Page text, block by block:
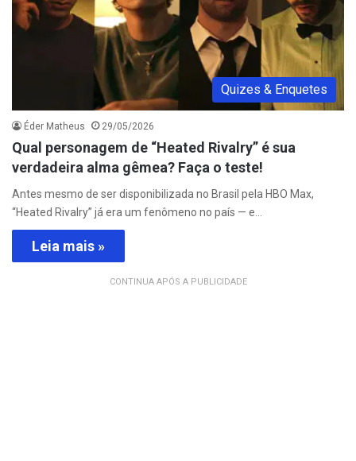
Quizes & Enquetes
Éder Matheus 29/05/2026
Qual personagem de “Heated Rivalry” é sua
verdadeira alma gêmea? Faça o teste!
Antes mesmo de ser disponibilizada no Brasil pela HBO Max,
“Heated Rivalry” já era um fenômeno no país — e…
Leia mais »
CONTINUA APÓS A PUBLICIDADE